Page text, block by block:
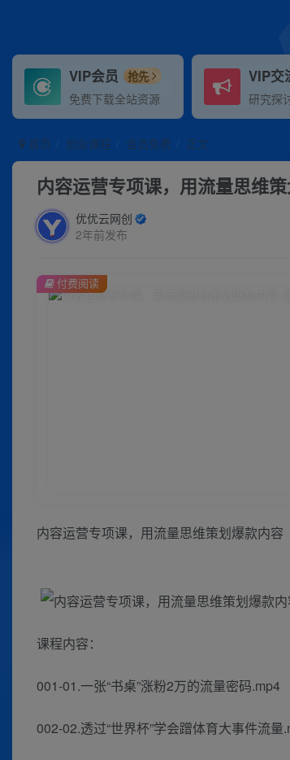
VIP会员 抢先
免费下载全站资源
VIP交
首页 创业课程 会员免费 正文
内容运营专项课，用流量思维
优优云网创
2年前发布
付费阅读
内容运营专项课，用流量思维策划爆款内容
课程内容：
001-01.一张“书桌”涨粉2万的流量密码.mp4
002-02.透过“世界杯”学会蹭体育大事件流量